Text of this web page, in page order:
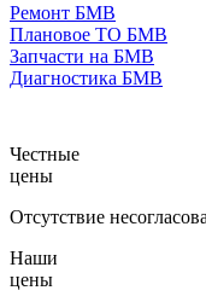
Ремонт БМВ
Плановое ТО БМВ
Запчасти на БМВ
Диагностика БМВ
Честные
цены
Отсутствие
Наши
цены